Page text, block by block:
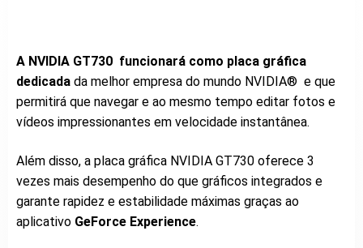
A NVIDIA GT730 funcionará como placa gráfica
dedicada da melhor empresa do mundo NVIDIA® e que
permitirá que navegar e ao mesmo tempo editar fotos e
vídeos impressionantes em velocidade instantânea.
Além disso, a placa gráfica NVIDIA GT730 oferece 3
vezes mais desempenho do que gráficos integrados e
garante rapidez e estabilidade máximas graças ao
aplicativo GeForce Experience.